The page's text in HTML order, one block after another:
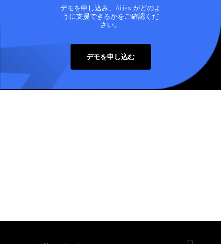
デモを申し込み、Aiiiss がどのよ
うに支援できるかをご確認くだ
さい。
デモを申し込む